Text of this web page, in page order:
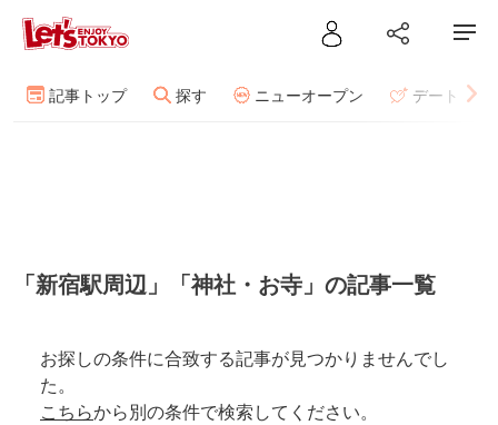
記事トップ 探す ニューオープン デート
「新宿駅周辺」「神社・お寺」の記事一覧
お探しの条件に合致する記事が見つかりませんでし
た。
こちらから別の条件で検索してください。